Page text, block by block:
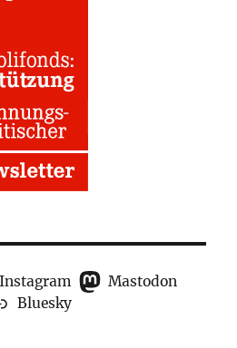
Instagram
Mastodon
Bluesky